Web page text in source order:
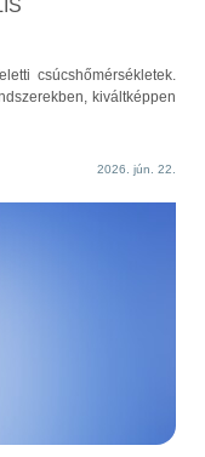
csúcshőmérsékletek.
kiváltképpen
2026. jún. 22.